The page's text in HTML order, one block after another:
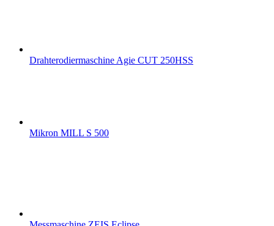
Drahterodiermaschine Agie CUT 250HSS
Mikron MILL S 500